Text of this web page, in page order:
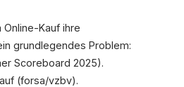
149,99 €
In den Warenkorb
Kauf ihre
grundlegendes Problem:
Scoreboard 2025).
(forsa/vzbv).